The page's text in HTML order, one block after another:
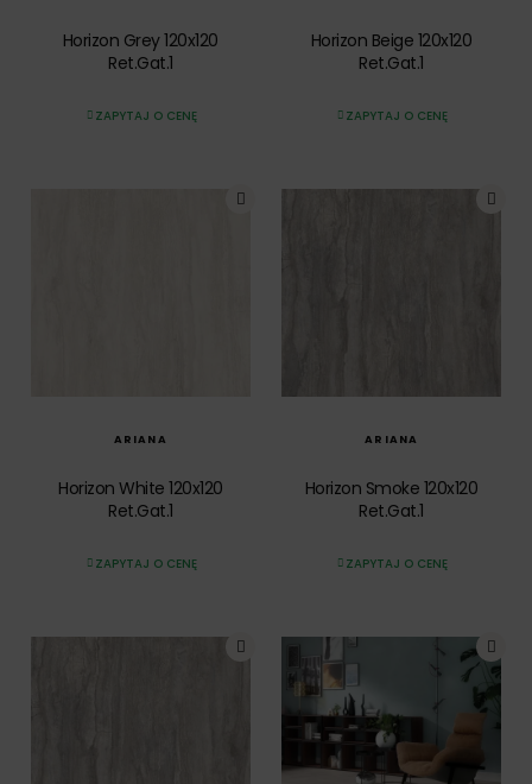
Horizon Grey 120x120
Ret.Gat.1
ZAPYTAJ O CENĘ
Horizon Beige 120x120
Ret.Gat.1
ZAPYTAJ O CENĘ
ARIANA
Horizon White 120x120
Ret.Gat.1
ZAPYTAJ O CENĘ
ARIANA
Horizon Smoke 120x120
Ret.Gat.1
ZAPYTAJ O CENĘ
SZYBKI PODGLĄD